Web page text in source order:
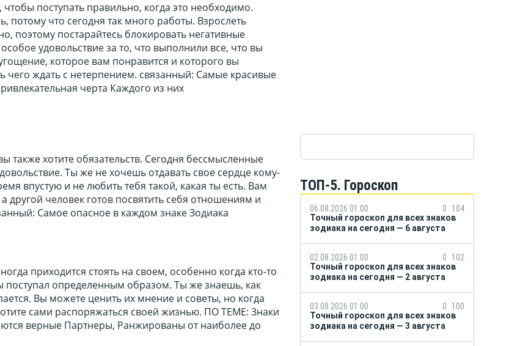
поступать правильно, когда это необходимо.
потому что сегодня так много работы. Взрослеть
поэтому постарайтесь блокировать негативные
удовольствие за то, что выполнили все, что вы
которое вам понравится и которого вы
чего ждать с нетерпением. связанный: Самые красивые
черта Каждого из них
также хотите обязательств. Сегодня бессмысленные
Ты же не хочешь отдавать свое сердце кому-
впустую и не любить тебя такой, какая ты есть. Вам
другой человек готов посвятить себя отношениям и
Самое опасное в каждом знаке Зодиака
приходится стоять на своем, особенно когда кто-то
поступал определенным образом. Ты же знаешь, как
Вы можете ценить их мнение и советы, но когда
сами распоряжаться своей жизнью. ПО ТЕМЕ: Знаки
верные Партнеры, Ранжированы от наиболее до
ТОП-5. Гороскоп
06.08.2026 01:00 0
104
Точный гороскоп для всех знаков
зодиака на сегодня — 6 августа
02.08.2026 01:00 0
102
Точный гороскоп для всех знаков
зодиака на сегодня — 2 августа
03.08.2026 01:00 0
100
Точный гороскоп для всех знаков
зодиака на сегодня — 3 августа